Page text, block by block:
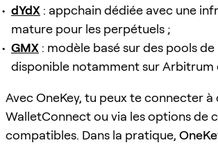
dYdX : appchain dédiée avec une
mature pour les perpétuels ;
GMX : modèle basé sur des pools
disponible notamment sur Arbitrum
Avec OneKey, tu peux te connecter à
WalletConnect ou via les options de
compatibles. Dans la pratique,